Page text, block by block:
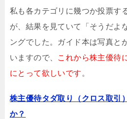
私も各カテゴリに幾つか投票す
が、結果を見ていて「そうだよ
ングでした。ガイド本は写真と
いますので、 これから株主優待
にとって欲しいです 。
株主優待タダ取り（クロス取引
か？